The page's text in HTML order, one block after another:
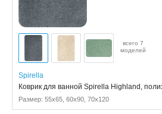
всего 7
моделей
Spirella
Коврик для ванной Spirella Highland,
Размер: 55x65, 60x90, 70x120